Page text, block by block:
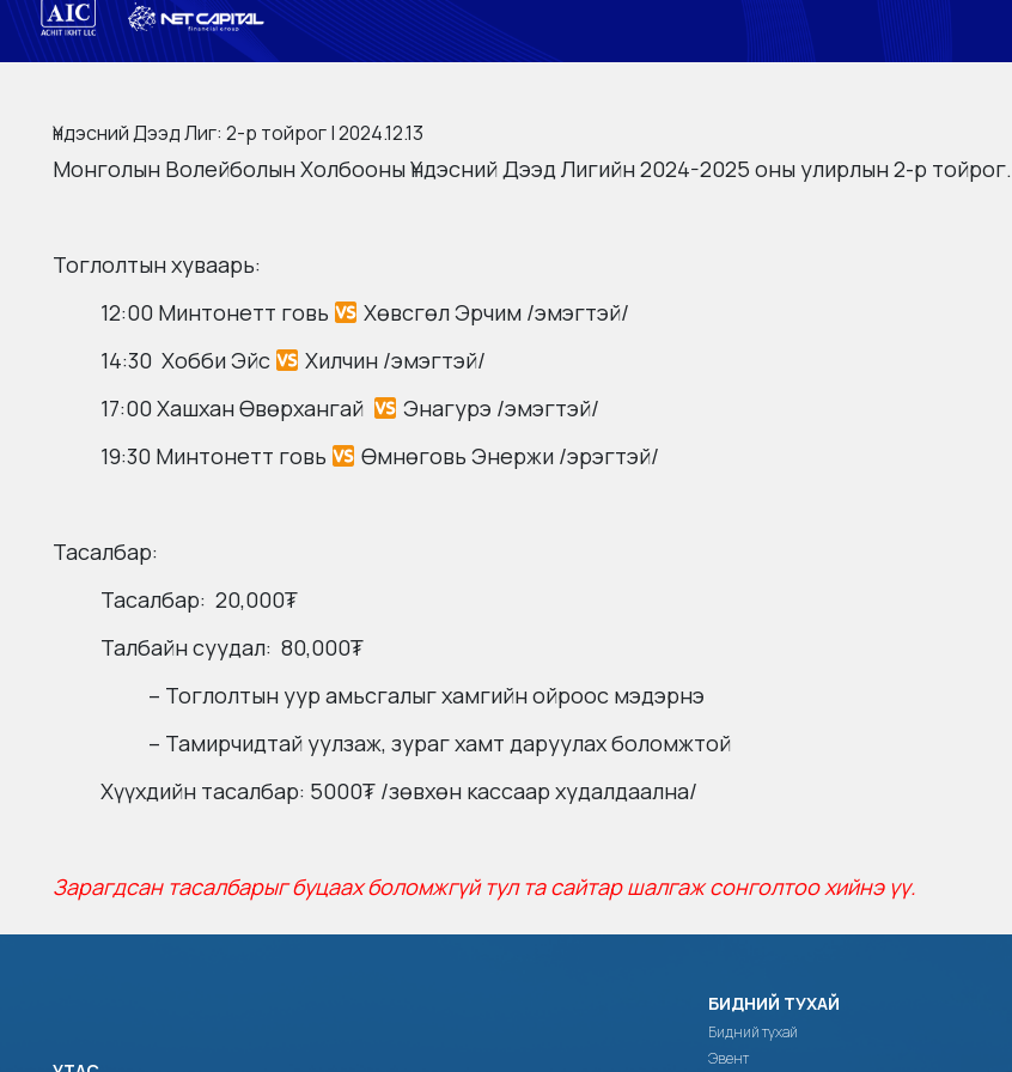
Үндэсний Дээд Лиг: 2-р тойрог | 2024.12.13
Монголын Волейболын Холбооны Үндэсний Дээд Лигийн 2024-2025 оны улирлын 2-р тойрог.
Тоглолтын хуваарь:
12:00 Минтонетт говь
Хөвсгөл Эрчим /эмэгтэй/
14:30 Хобби Эйс
Хилчин /эмэгтэй/
17:00 Хашхан Өвөрхангай
Энагурэ /эмэгтэй/
19:30 Минтонетт говь
Өмнөговь Энержи /эрэгтэй/
Тасалбар:
Тасалбар: 20,000₮
Талбайн суудал: 80,000₮
– Тоглолтын уур амьсгалыг хамгийн ойроос мэдэрнэ
– Тамирчидтай уулзаж, зураг хамт даруулах боломжтой
Хүүхдийн тасалбар: 5000₮ /зөвхөн кассаар худалдаална/
Зарагдсан тасалбарыг буцаах боломжгүй тул та сайтар шалгаж сонголтоо хийнэ үү.
БИДНИЙ ТУХАЙ
Бидний тухай
Эвент